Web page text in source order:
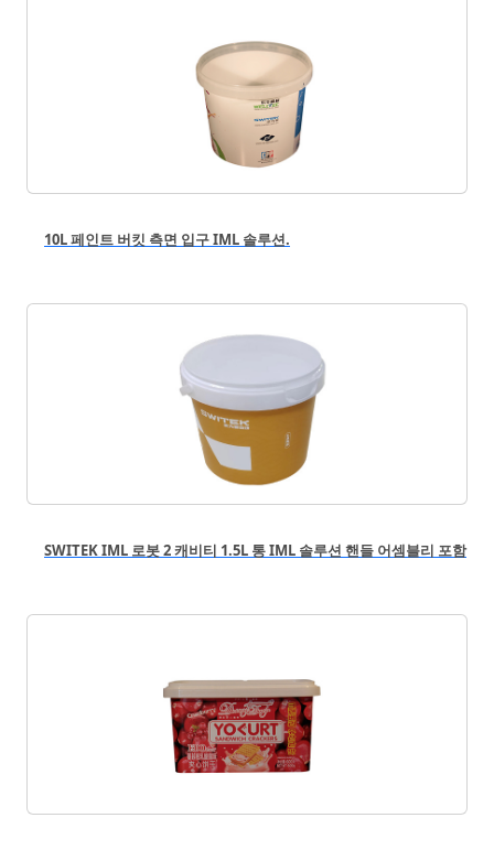
10L 페인트 버킷 측면 입구 IML 솔루션.
SWITEK IML 로봇 2 캐비티 1.5L 통 IML 솔루션 핸들 어셈블리 포함